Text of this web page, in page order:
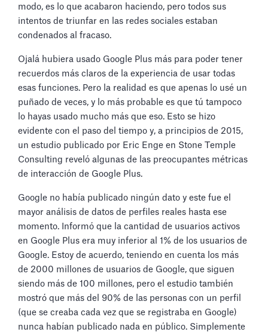
modo, es lo que acabaron haciendo, pero todos sus
intentos de triunfar en las redes sociales estaban
condenados al fracaso.
Ojalá hubiera usado Google Plus más para poder tener
recuerdos más claros de la experiencia de usar todas
esas funciones. Pero la realidad es que apenas lo usé un
puñado de veces, y lo más probable es que tú tampoco
lo hayas usado mucho más que eso. Esto se hizo
evidente con el paso del tiempo y, a principios de 2015,
un estudio publicado por Eric Enge en Stone Temple
Consulting reveló algunas de las preocupantes métricas
de interacción de Google Plus.
Google no había publicado ningún dato y este fue el
mayor análisis de datos de perfiles reales hasta ese
momento. Informó que la cantidad de usuarios activos
en Google Plus era muy inferior al 1% de los usuarios de
Google. Estoy de acuerdo, teniendo en cuenta los más
de 2000 millones de usuarios de Google, que siguen
siendo más de 100 millones, pero el estudio también
mostró que más del 90% de las personas con un perfil
(que se creaba cada vez que se registraba en Google)
nunca habían publicado nada en público. Simplemente